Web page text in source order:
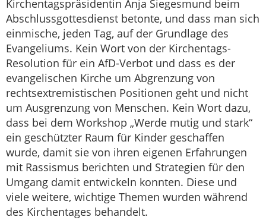
Kirchentagspräsidentin Anja Siegesmund beim
Abschlussgottesdienst betonte, und dass man sich
einmische, jeden Tag, auf der Grundlage des
Evangeliums. Kein Wort von der Kirchentags-
Resolution für ein AfD-Verbot und dass es der
evangelischen Kirche um Abgrenzung von
rechtsextremistischen Positionen geht und nicht
um Ausgrenzung von Menschen. Kein Wort dazu,
dass bei dem Workshop „Werde mutig und stark“
ein geschützter Raum für Kinder geschaffen
wurde, damit sie von ihren eigenen Erfahrungen
mit Rassismus berichten und Strategien für den
Umgang damit entwickeln konnten. Diese und
viele weitere, wichtige Themen wurden während
des Kirchentages behandelt.